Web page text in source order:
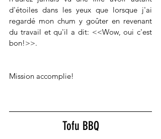
d'étoiles dans les yeux que lorsque j'ai
regardé mon chum y goûter en revenant
du travail et qu'il a dit: <<Wow, oui c'est
bon!>>.
Mission accomplie!
Tofu BBQ